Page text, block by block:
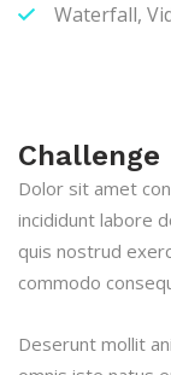
Waterfall,
Challenge
Dolor sit amet
incididunt labore
quis nostrud
commodo
Deserunt mollit